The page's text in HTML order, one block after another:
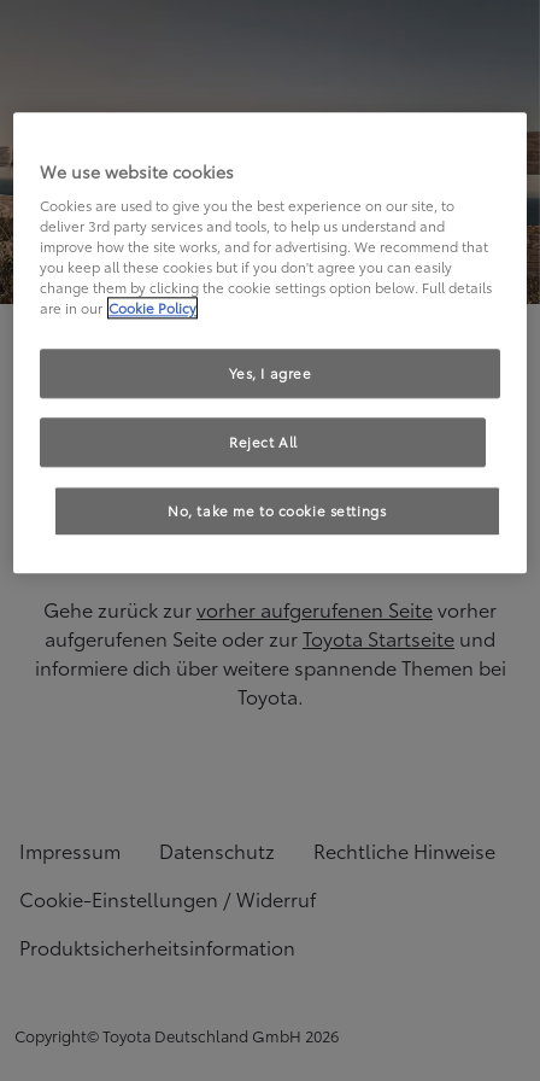
Hier geht's leider nicht weiter.
Die angeforderte Seite kann leider nicht gefunden
werden.
Gehe zurück zurvorher aufgerufenen Seitevorher
aufgerufenen Seite oder zurToyota Startseite und
informiere dich über weitere spannende Themen bei
Toyota.
Impressum Datenschutz
Rechtliche Hinweise
Cookie-Einstellungen / Widerruf
Produktsicherheitsinformation
Copyright© Toyota Deutschland GmbH 2026
We use website cookies
Cookies are used to give you the best experience on our site, to
deliver 3rd party services and tools, to help us understand and
improve how the site works, and for advertising. We recommend that
you keep all these cookies but if you don't agree you can easily
change them by clicking the cookie settings option below. Full details
are in our Cookie Policy
No, take me to cookie settings
Reject All
Yes, I agree